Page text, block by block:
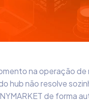
na operação
hub não resolve
de forma